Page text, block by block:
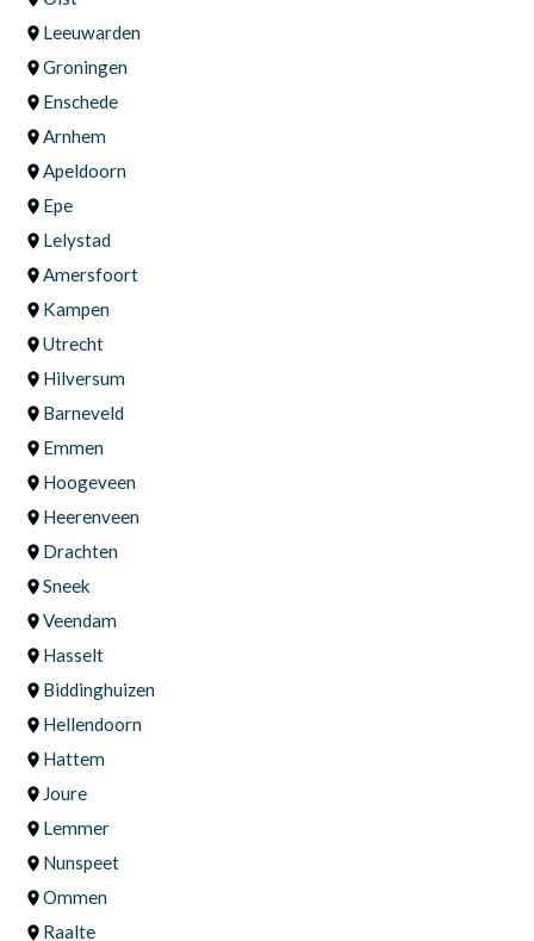
Leeuwarden
Groningen
Enschede
Arnhem
Apeldoorn
Epe
Lelystad
Amersfoort
Kampen
Utrecht
Hilversum
Barneveld
Emmen
Hoogeveen
Heerenveen
Drachten
Sneek
Veendam
Hasselt
Biddinghuizen
Hellendoorn
Hattem
Joure
Lemmer
Nunspeet
Ommen
Raalte